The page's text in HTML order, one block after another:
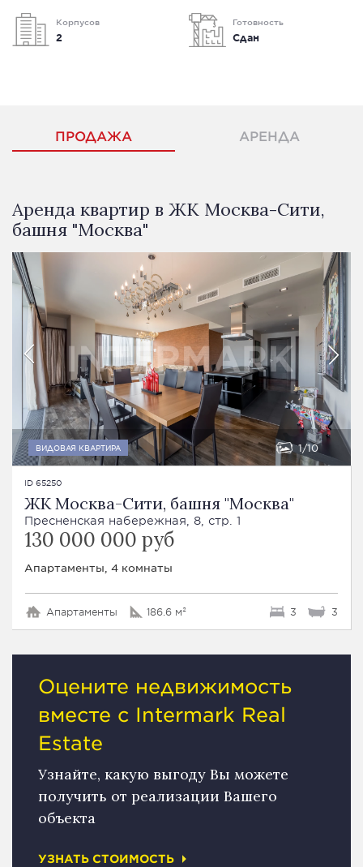
Корпусов
2
Готовность
Сдан
ПРОДАЖА АРЕНДА
Аренда квартир в ЖК Москва-Сити,
башня "Москва"
ВИДОВАЯ КВАРТИРА 1 10
ID 65250
ЖК Москва-Сити, башня "Москва"
Пресненская набережная, 8, стр. 1
130 000 000 руб
Апартаменты, 4 комнаты
Апартаменты 186.6 м² 3 3
Оцените недвижимость
вместе с Intermark Real
Estate
Узнайте, какую выгоду Вы можете
получить от реализации Вашего
объекта
УЗНАТЬ СТОИМОСТЬ